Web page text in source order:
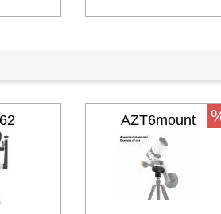
AZT6mount